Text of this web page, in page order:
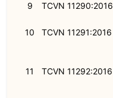
9 TCVN 11290:2016
10 TCVN 11291:2016
11 TCVN 11292:2016